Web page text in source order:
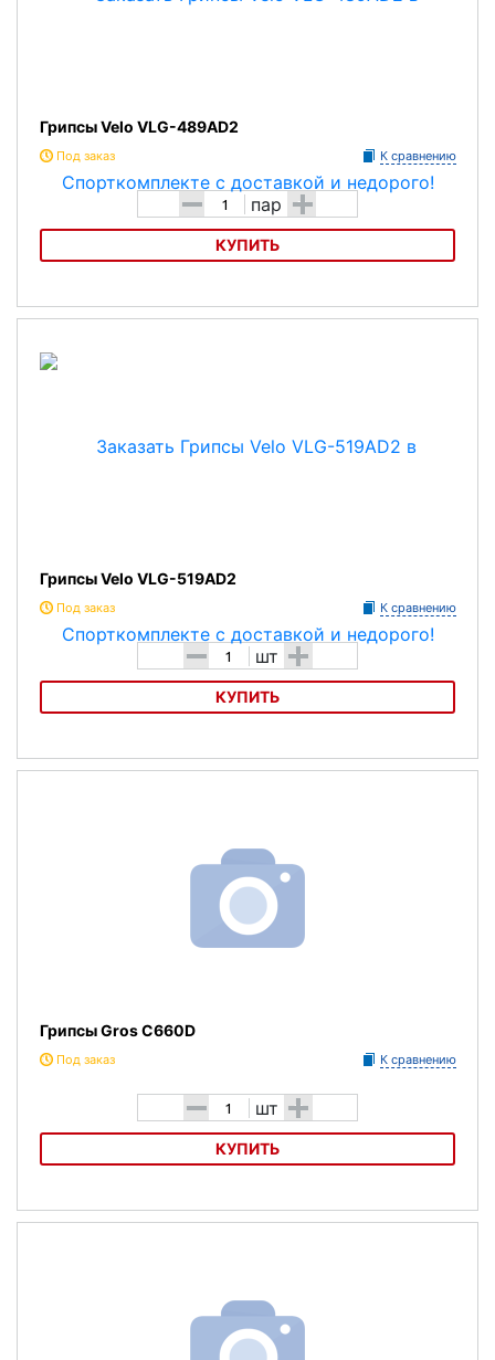
Грипсы Velo VLG-489AD2
Под заказ К сравнению
- пар +
КУПИТЬ
Грипсы Velo VLG-489AD2
Грипсы Velo VLG-519AD2
Под заказ К сравнению
- шт +
КУПИТЬ
Грипсы Velo VLG-519AD2
Грипсы Gros C660D
Под заказ К сравнению
- шт +
КУПИТЬ
Грипсы Gros C660D